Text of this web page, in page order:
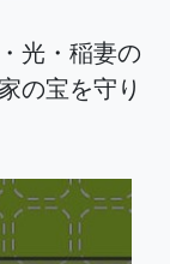
光・稲妻の
の宝を守り